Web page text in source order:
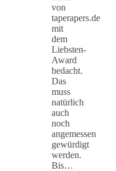
von
taperapers.de
mit
dem
Liebsten-
Award
bedacht.
Das
muss
natürlich
auch
noch
angemessen
gewürdigt
werden.
Bis…